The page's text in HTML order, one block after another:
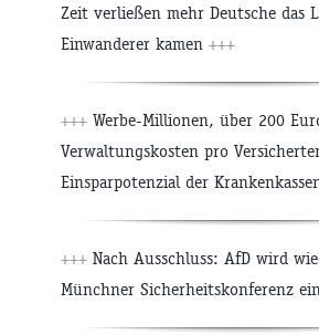
Zeit verließen mehr Deutsche das
Einwanderer kamen +++
+++ Werbe-Millionen, über 200
Verwaltungskosten pro
Einsparpotenzial der
+++ Nach Ausschluss: AfD wird
Münchner Sicherheitskonferenz